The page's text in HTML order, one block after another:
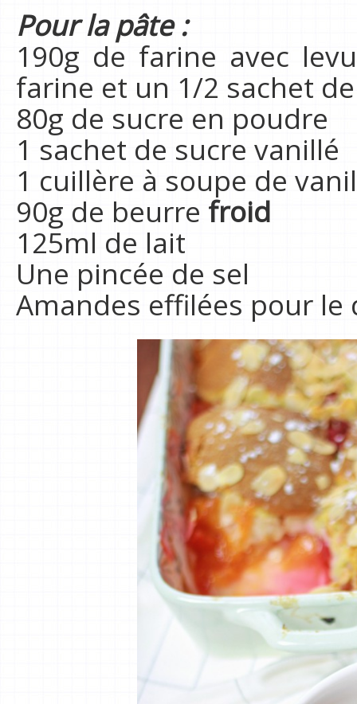
Pour la pâte :
190g de farine avec
farine et un 1/2 sachet
80g de sucre en poudre
1 sachet de sucre vanillé
1 cuillère à soupe de
90g de beurre froid
125ml de lait
Une pincée de sel
Amandes effilées pour le